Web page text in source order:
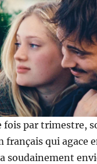
fois par trimestre,
français qui agace
soudainement